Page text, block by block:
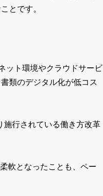
とです。
ット環境やクラウドサービ
類のデジタル化が低コス
施行されている働き方改革
軟となったことも、ペー